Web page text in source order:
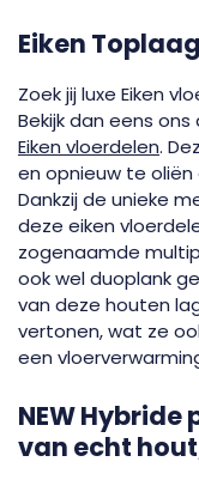
Eiken
Zoek jij luxe Eiken
Bekijk dan eens
Eiken vloerdelen.
en opnieuw te
Dankzij de unieke
deze eiken
zogenaamde
ook wel duoplank
van deze houten
vertonen, wat ze
een
NEW
van echt